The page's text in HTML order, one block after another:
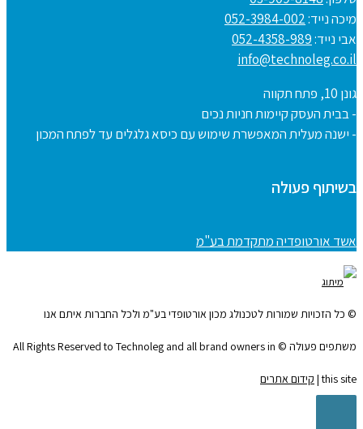
מיכה נייד:052-3984-002
אבי נייד:052-4358-989
info@technoleg.co.il
גונן 10, פתח תקווה
- בבית העסק קיימות חניות נכים
- ישנה מעלית המאפשרת שימוש עם כיסא גלגלים עד לפתח המכון
בשיתוף פעולה
אשד אורטופדיה מתקדמת בע"מ
© כל הזכויות שמורות לטכנולג מכון אורטופדי בע"מ ולכל החברות איתם אנו
משתפים פעולה © All Rights Reserved to Technoleg and all brand owners in
this site | קידום אתרים